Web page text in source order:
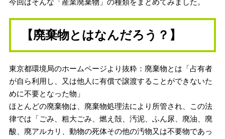
今回はそんな「産業廃棄物」の種類をまとめてみました。
【廃棄物とはなんだろう？】
東京都環境局のホームページより抜粋：廃棄物とは「占有者
が自ら利用し、又は他人に有償で譲渡することができないた
めに不要となった物」
ほとんどの廃棄物は、廃棄物処理法により所管され、この法
律では「ごみ、粗大ごみ、燃え殻、汚泥、ふん尿、廃油、廃
酸、廃アルカリ、動物の死体その他の汚物又は不要物であっ